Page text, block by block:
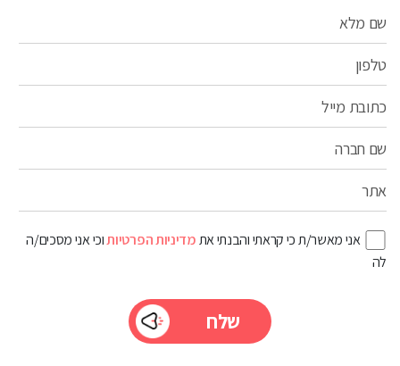
שם מלא
טלפון
כתובת מייל
שם חברה
אתר
אני מאשר/ת כי קראתי והבנתי אתמדיניות הפרטיותוכי אני מסכים/ה
לה